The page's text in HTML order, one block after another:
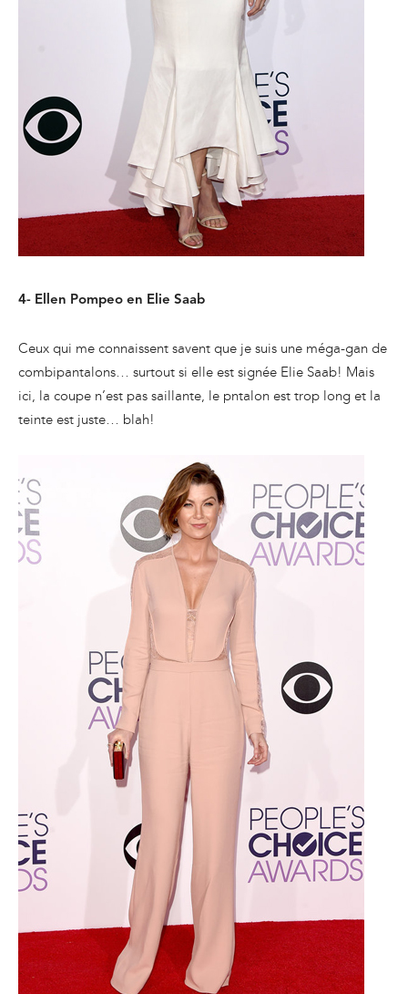
4- Ellen Pompeo en Elie Saab
Ceux qui me connaissent savent que je suis une méga-gan de
combipantalons… surtout si elle est signée Elie Saab! Mais
ici, la coupe n’est pas saillante, le pntalon est trop long et la
teinte est juste… blah!